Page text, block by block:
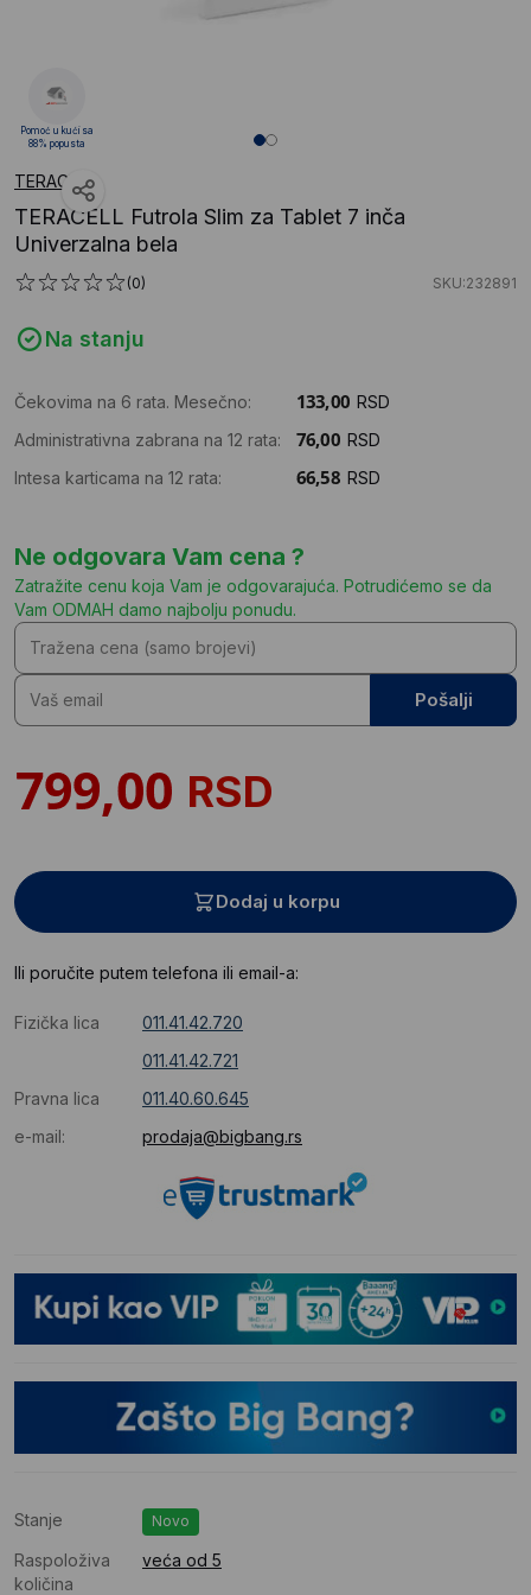
TERACELL
TERACELL Futrola Slim za Tablet 7 inča
Univerzalna bela
(0) SKU:232891
Na stanju
Čekovima na 6 rata. Mesečno:
RSD
Administrativna zabrana na 12 rata:
RSD
Intesa karticama na 12 rata:
RSD
Ne odgovara Vam cena ?
Zatražite cenu koja Vam je odgovarajuća. Potrudićemo se da
Vam ODMAH damo najbolju ponudu.
Pošalji
RSD
Dodaj u korpu
Ili poručite putem telefona ili email-a:
Fizička lica
011.41.42.720
011.41.42.721
Pravna lica
011.40.60.645
e-mail:
prodaja@bigbang.rs
Stanje Novo
Raspoloživa
količina
veća od 5
Pomoć u kući sa
88% popusta